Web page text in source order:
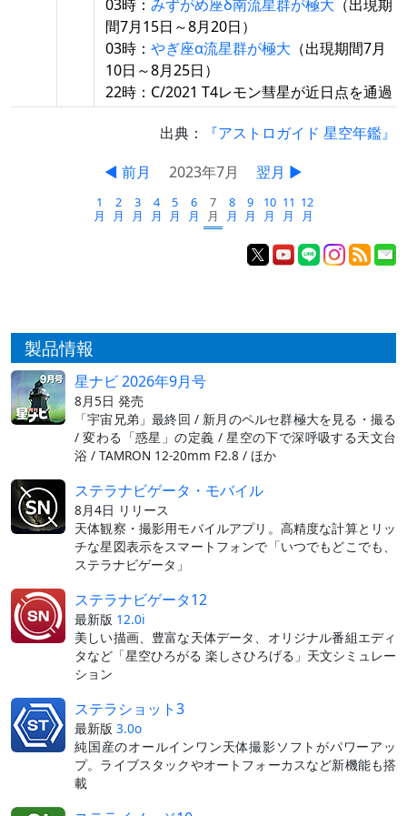
03時： みずがめ座δ南流星群が極大 （出現期
間7月15日～8月20日）
03時： やぎ座α流星群が極大 （出現期間7月
10日～8月25日）
22時：C/2021 T4レモン彗星が近日点を通過
出典：
『アストロガイド 星空年鑑』
◀ 前月
2023年7月 翌月 ▶
1
月
2
月
3
月
4
月
5
月
6
月
7
月
8
月
9
月
10
月
11
月
12
月
製品情報
星ナビ 2026年9月号
8月5日 発売
「宇宙兄弟」最終回 / 新月のペルセ群極大を見る・撮る
/ 変わる「惑星」の定義 / 星空の下で深呼吸する天文台
浴 / TAMRON 12-20mm F2.8 / ほか
ステラナビゲータ・モバイル
8月4日 リリース
天体観察・撮影用モバイルアプリ。高精度な計算とリッ
チな星図表示をスマートフォンで「いつでもどこでも、
ステラナビゲータ」
ステラナビゲータ12
最新版 12.0i
美しい描画、豊富な天体データ、オリジナル番組エディ
タなど「星空ひろがる 楽しさひろげる」天文シミュレー
ション
ステラショット3
最新版 3.0o
純国産のオールインワン天体撮影ソフトがパワーアッ
プ。ライブスタックやオートフォーカスなど新機能も搭
載